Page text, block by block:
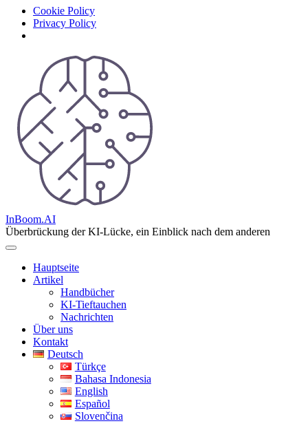
Cookie Policy
Privacy Policy
InBoom.AI
Überbrückung der KI-Lücke, ein Einblick nach dem anderen
Hauptseite
Artikel
Handbücher
KI-Tieftauchen
Nachrichten
Über uns
Kontakt
Deutsch
Türkçe
Bahasa Indonesia
English
Español
Slovenčina